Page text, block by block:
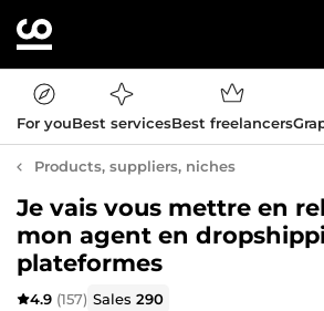
For youBest servicesBest freelancers
Products, suppliers, niches
Je vais vous mettre en
mon agent en
plateformes
4.9 (157) Sales290